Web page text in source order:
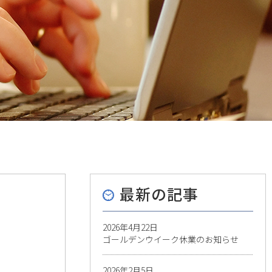
最新の記事
ゴールデンウイーク休業のお知らせ
2026年4月22日